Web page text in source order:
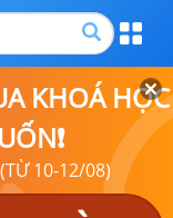
KHOÁ HỌC
10-12/08)